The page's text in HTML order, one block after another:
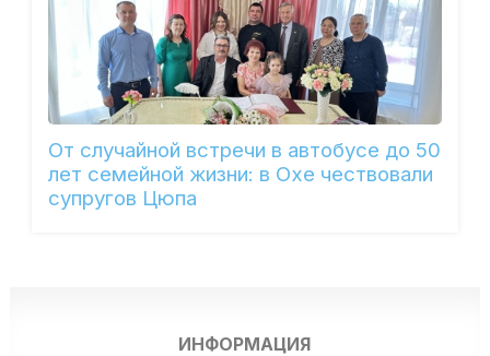
От случайной встречи в автобусе до 50
лет семейной жизни: в Охе чествовали
супругов Цюпа
ИНФОРМАЦИЯ